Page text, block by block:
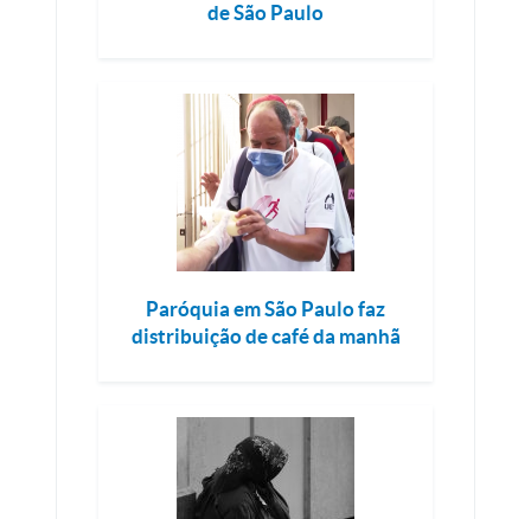
de São Paulo
Paróquia em São Paulo faz
distribuição de café da manhã